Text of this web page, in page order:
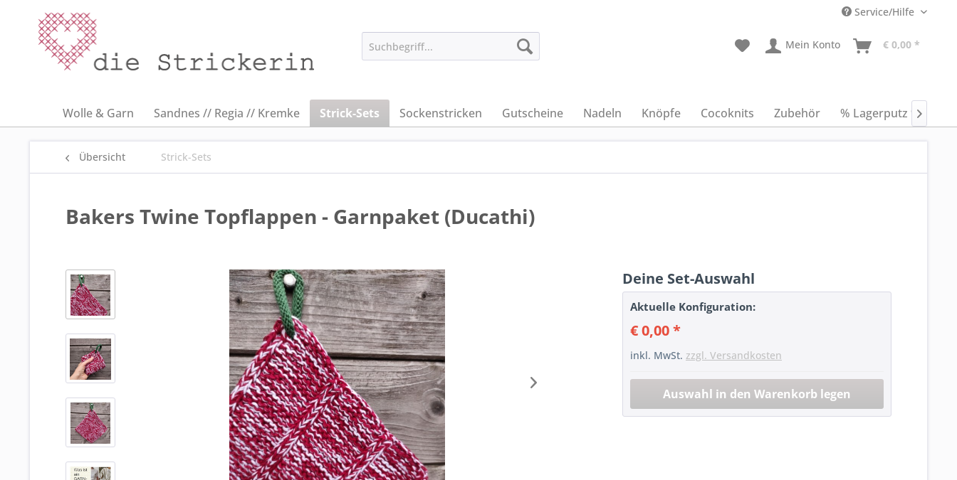
Service/Hilfe
Mein Konto € 0,00 *
Wolle & Garn Sandnes // Regia // Kremke Strick-Sets Sockenstricken Gutscheine Nadeln Knöpfe Cocoknits Zubehör % Lagerputz %
Übersicht Strick-Sets
Bakers Twine Topflappen - Garnpaket (Ducathi)
Deine Set-Auswahl
Aktuelle Konfiguration:
€ 0,00 *
inkl. MwSt. zzgl. Versandkosten